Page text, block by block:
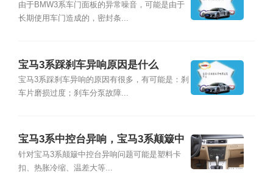
由于BMW3系车门面板的异常噪音，可能是由于
长期使用车门造成的，密封条...
宝马3系踩刹车异响原因是什么
宝马3系踩刹车异响的原因有很多，有可能是：刹
车片磨损过度；刹车分泵故障...
宝马3系中控台异响，宝马3系颠簸中
控异响
针对宝马3系颠簸中控台异响问题可能是塑料卡
扣、热胀冷缩、温差大等...